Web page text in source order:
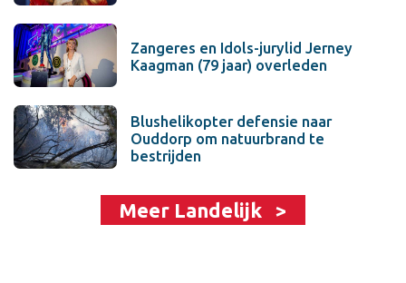
Zangeres en Idols-jurylid Jerney
Kaagman (79 jaar) overleden
Blushelikopter defensie naar
Ouddorp om natuurbrand te
bestrijden
Meer Landelijk >